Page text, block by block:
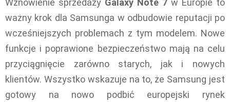
Wznowienie sprzedaży Galaxy Note 7 w Europie to
ważny krok dla Samsunga w odbudowie reputacji po
wcześniejszych problemach z tym modelem. Nowe
funkcje i poprawione bezpieczeństwo mają na celu
przyciągnięcie zarówno starych, jak i nowych
klientów. Wszystko wskazuje na to, że Samsung jest
gotowy na nowo podbić europejski rynek